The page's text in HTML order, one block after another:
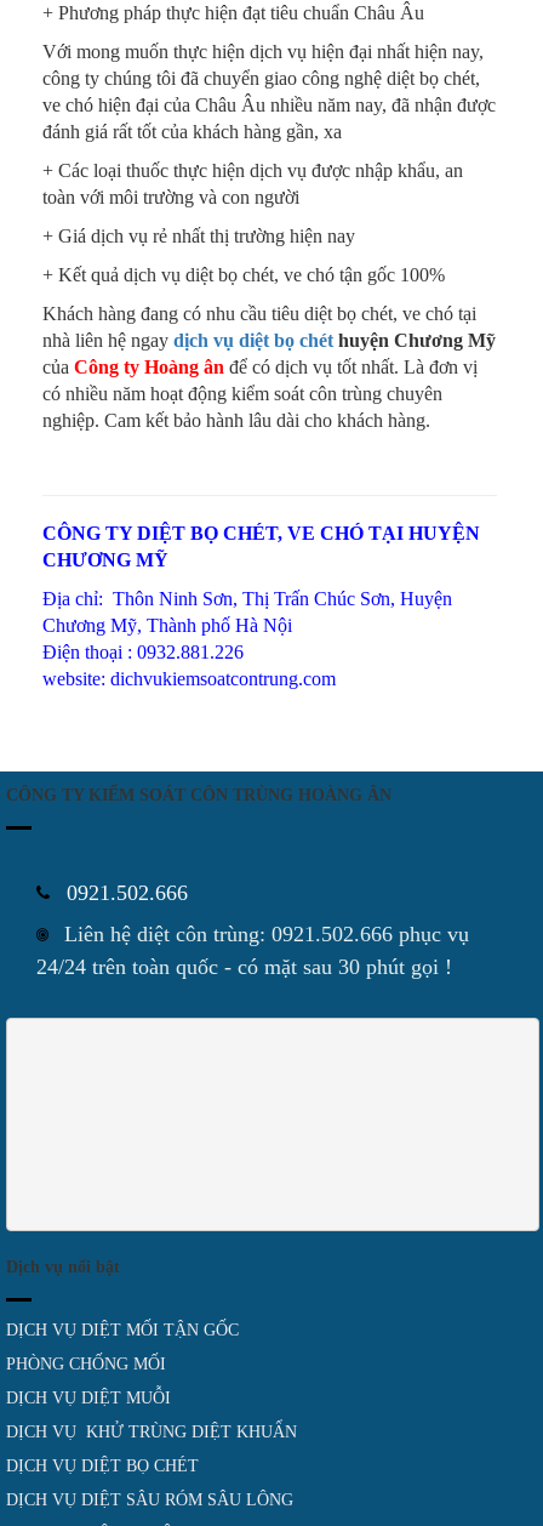
+ Phương pháp thực hiện đạt tiêu chuẩn Châu Âu
Với mong muốn thực hiện dịch vụ hiện đại nhất hiện nay,
công ty chúng tôi đã chuyển giao công nghệ diệt bọ chét,
ve chó hiện đại của Châu Âu nhiều năm nay, đã nhận được
đánh giá rất tốt của khách hàng gần, xa
+ Các loại thuốc thực hiện dịch vụ được nhập khẩu, an
toàn với môi trường và con người
+ Giá dịch vụ rẻ nhất thị trường hiện nay
+ Kết quả dịch vụ diệt bọ chét, ve chó tận gốc 100%
Khách hàng đang có nhu cầu tiêu diệt bọ chét, ve chó tại
nhà liên hệ ngay dịch vụ diệt bọ chét huyện Chương Mỹ
của Công ty Hoàng ân để có dịch vụ tốt nhất. Là đơn vị
có nhiều năm hoạt động kiểm soát côn trùng chuyên
nghiệp. Cam kết bảo hành lâu dài cho khách hàng.
CÔNG TY DIỆT BỌ CHÉT, VE CHÓ TẠI HUYỆN
CHƯƠNG MỸ
Địa chỉ: Thôn Ninh Sơn, Thị Trấn Chúc Sơn, Huyện
Chương Mỹ, Thành phố Hà Nội
Điện thoại : 0932.881.226
website: dichvukiemsoatcontrung.com
CÔNG TY KIỂM SOÁT CÔN TRÙNG HOÀNG ÂN
0921.502.666
Liên hệ diệt côn trùng: 0921.502.666 phục vụ
24/24 trên toàn quốc - có mặt sau 30 phút gọi !
Dịch vụ nổi bật
DỊCH VỤ DIỆT MỐI TẬN GỐC
PHÒNG CHỐNG MỐI
DỊCH VỤ DIỆT MUỖI
DỊCH VỤ KHỬ TRÙNG DIỆT KHUẨN
DỊCH VỤ DIỆT BỌ CHÉT
DỊCH VỤ DIỆT SÂU RÓM SÂU LÔNG